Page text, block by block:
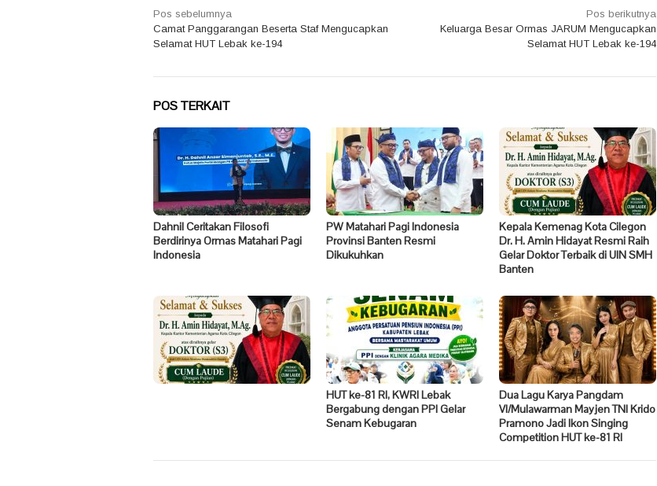
Navigasi
pos
Pos sebelumnya
Camat Panggarangan Beserta Staf Mengucapkan
Selamat HUT Lebak ke-194
Pos berikutnya
Keluarga Besar Ormas JARUM Mengucapkan
Selamat HUT Lebak ke-194
POS TERKAIT
Dahnil Ceritakan Filosofi
Berdirinya Ormas Matahari Pagi
Indonesia
PW Matahari Pagi Indonesia
Provinsi Banten Resmi
Dikukuhkan
Kepala Kemenag Kota Cilegon
Dr. H. Amin Hidayat Resmi Raih
Gelar Doktor Terbaik di UIN SMH
Banten ​
HUT ke-81 RI, KWRI Lebak
Bergabung dengan PPI Gelar
Senam Kebugaran
Dua Lagu Karya Pangdam
VI/Mulawarman Mayjen TNI Krido
Pramono Jadi Ikon Singing
Competition HUT ke-81 RI